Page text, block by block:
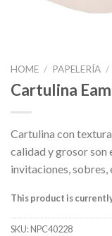
HOME / PAPELERÍA /
Cartulina
Cartulina con
calidad y grosor son
invitaciones, sobres,
This product is
SKU:NPC40228